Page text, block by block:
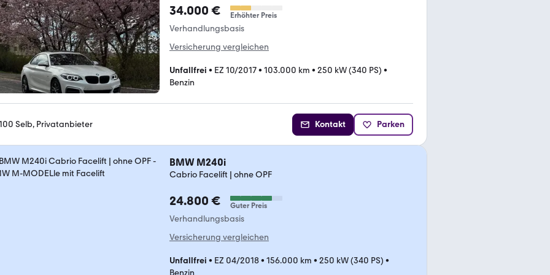
34.000 € Erhöhter Preis
Verhandlungsbasis
Versicherung vergleichen
Unfallfrei • EZ 10/2017• 103.000 km • 250 kW (340 PS) •
Benzin
Selb, Privatanbieter Kontakt Parken
BMW M240i
Cabrio Facelift | ohne OPF
24.800 € Guter Preis
Verhandlungsbasis
Versicherung vergleichen
Unfallfrei • EZ 04/2018• 156.000 km • 250 kW (340 PS) •
Benzin